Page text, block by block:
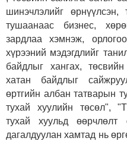
шинэчлэлийг
тушаанаас бизнес,
зардлаа хэмнэж,
хүрээний мэдэгдлийг
байдлыг хангах,
хатан байдлыг
өртгийн албан татварын
тухай хуулийн төсөл",
тухай хуульд өөрчлөлт
дагалдуулан хамтад нь